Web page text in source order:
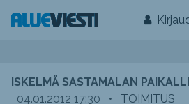
ISKELMÄ SASTAMALAN
04.01.2012 17:30
• TOIMITUS